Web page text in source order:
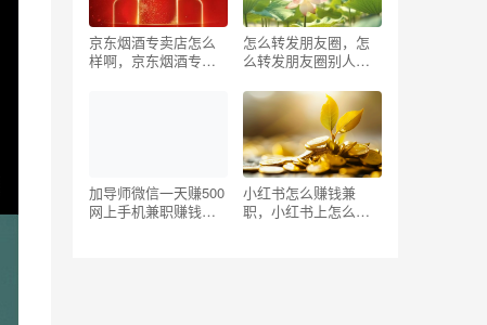
京东烟酒专卖店怎么
样啊，京东烟酒专卖
怎么转发朋友圈，怎
么转发朋友圈别人发
加导师微信一天赚500
网上手机兼职赚钱日
小红书怎么赚钱兼
职，小红书上怎么赚